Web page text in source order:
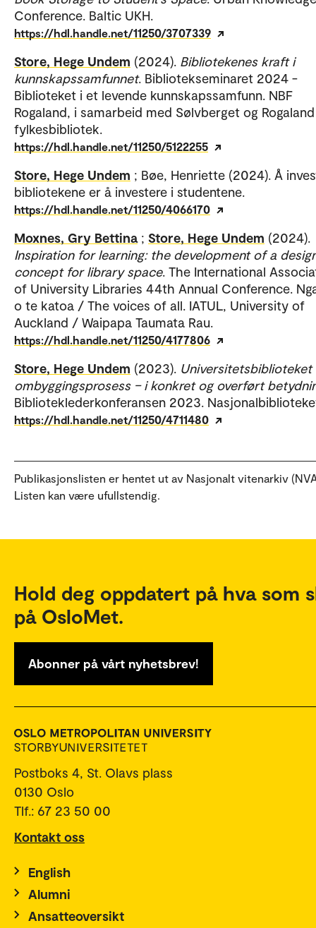
Conference. Baltic UKH.
https://hdl.handle.net/11250/3707339
Store, Hege Undem (2024). Bibliotekenes kraft i
kunnskapssamfunnet. Bibliotekseminaret 2024 -
Biblioteket i et levende kunnskapssamfunn. NBF
Rogaland, i samarbeid med Sølvberget og Rogaland
fylkesbibliotek.
https://hdl.handle.net/11250/5122255
Store, Hege Undem ; Bøe, Henriette (2024). Å
bibliotekene er å investere i studentene.
https://hdl.handle.net/11250/4066170
Moxnes, Gry Bettina ; Store, Hege Undem (2024).
Inspiration for learning: the development of a
concept for library space. The International
of University Libraries 44th Annual Conference.
o te katoa / The voices of all. IATUL, University of
Auckland / Waipapa Taumata Rau.
https://hdl.handle.net/11250/4177806
Store, Hege Undem (2023). Universitetsbiblioteket
ombyggingsprosess – i konkret og overført
Biblioteklederkonferansen 2023.
https://hdl.handle.net/11250/4711480
Publikasjonslisten er hentet ut av Nasjonalt vitenarkiv
Listen kan være ufullstendig.
Hold deg oppdatert på hva som
på OsloMet.
Abonner på vårt nyhetsbrev!
Postboks 4, St. Olavs plass
0130 Oslo
Tlf.: 67 23 50 00
Kontakt oss
English
Alumni
Ansatteoversikt